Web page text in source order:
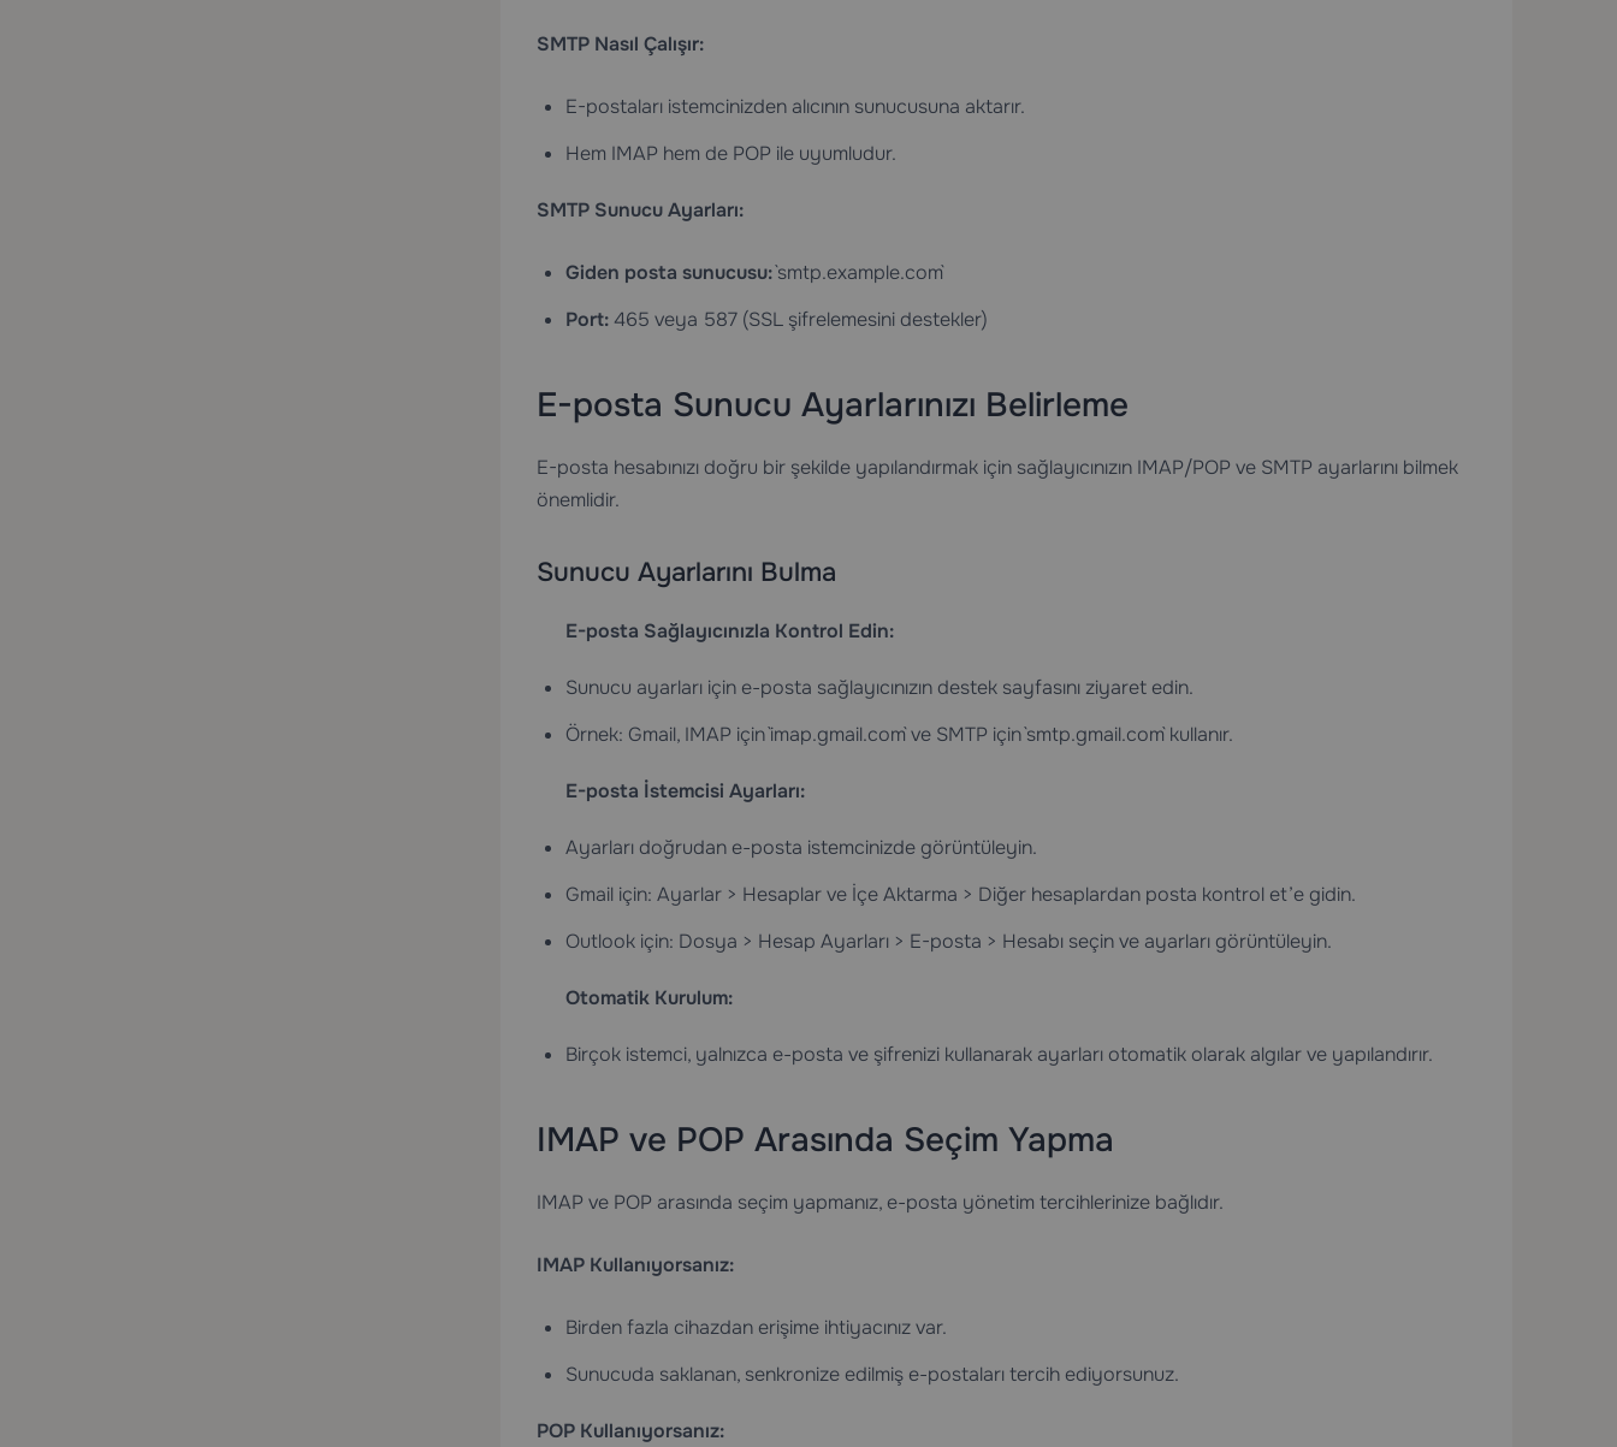
SMTP Nasıl Çalışır:
E-postaları istemcinizden alıcının sunucusuna aktarır.
Hem IMAP hem de POP ile uyumludur.
SMTP Sunucu Ayarları:
Giden posta sunucusu:`smtp.example.com`
Port:465 veya 587 (SSL şifrelemesini destekler)
E-posta Sunucu Ayarlarınızı Belirleme
E-posta hesabınızı doğru bir şekilde yapılandırmak için sağlayıcınızın IMAP/POP ve SMTP ayarlarını bilmek
önemlidir.
Sunucu Ayarlarını Bulma
E-posta Sağlayıcınızla Kontrol Edin:
Sunucu ayarları için e-posta sağlayıcınızın destek sayfasını ziyaret edin.
Örnek: Gmail, IMAP için `imap.gmail.com` ve SMTP için `smtp.gmail.com` kullanır.
E-posta İstemcisi Ayarları:
Ayarları doğrudan e-posta istemcinizde görüntüleyin.
Gmail için: Ayarlar > Hesaplar ve İçe Aktarma > Diğer hesaplardan posta kontrol et’e gidin.
Outlook için: Dosya > Hesap Ayarları > E-posta > Hesabı seçin ve ayarları görüntüleyin.
Otomatik Kurulum:
Birçok istemci, yalnızca e-posta ve şifrenizi kullanarak ayarları otomatik olarak algılar ve yapılandırır.
IMAP ve POP Arasında Seçim Yapma
IMAP ve POP arasında seçim yapmanız, e-posta yönetim tercihlerinize bağlıdır.
IMAP Kullanıyorsanız:
Birden fazla cihazdan erişime ihtiyacınız var.
Sunucuda saklanan, senkronize edilmiş e-postaları tercih ediyorsunuz.
POP Kullanıyorsanız: